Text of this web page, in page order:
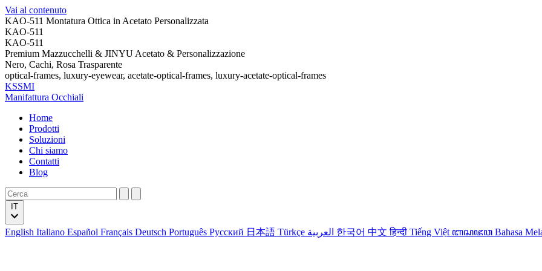
Vai al contenuto
KAO-511 Montatura Ottica in Acetato Personalizzata
KAO-511
KAO-511
Premium Mazzucchelli & JINYU Acetato & Personalizzazione
Nero, Cachi, Rosa Trasparente
optical-frames, luxury-eyewear, acetate-optical-frames, luxury-acetate-optical-frames
KSSMI
Manifattura Occhiali
Home
Prodotti
Soluzioni
Chi siamo
Contatti
Blog
English Italiano Español Français Deutsch Português Русский 日本語 Türkçe 한국어 中文हिन्दी Tiếng Việt ꦧꦱꦗꦮ Bahasa